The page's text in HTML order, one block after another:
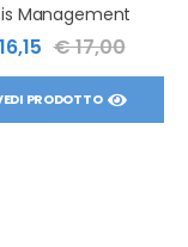
Management
€ 17,00
PRODOTTO